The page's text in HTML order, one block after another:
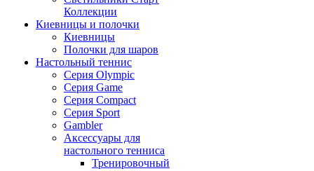
Коллекции
Киевницы и полочки
Киевницы
Полочки для шаров
Настольный теннис
Серия Olympic
Серия Game
Серия Compact
Серия Sport
Gambler
Аксессуары для
настольного тенниса
Тренировочный